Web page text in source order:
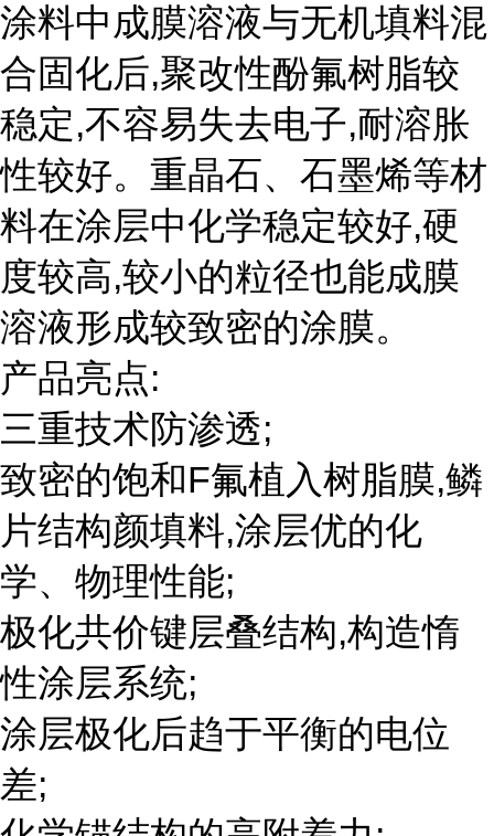
涂料中成膜溶液与无机填料混
合固化后,聚改性酚氟树脂较
稳定,不容易失去电子,耐溶胀
性较好。重晶石、石墨烯等材
料在涂层中化学稳定较好,硬
度较高,较小的粒径也能成膜
溶液形成较致密的涂膜。
产品亮点:
三重技术防渗透;
致密的饱和F氟植入树脂膜,鳞
片结构颜填料,涂层优的化
学、物理性能;
极化共价键层叠结构,构造惰
性涂层系统;
涂层极化后趋于平衡的电位
差;